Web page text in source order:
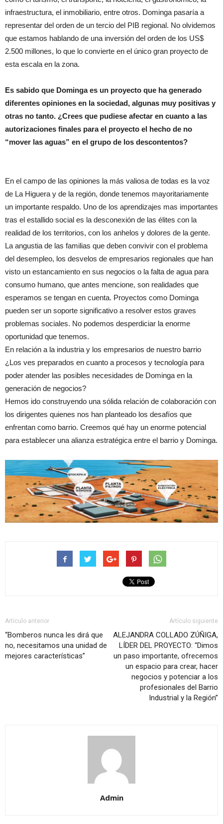
infraestructura, el inmobiliario, entre otros. Dominga pasaría a
representar del orden de un tercio del PIB regional. No olvidemos
que estamos hablando de una inversión del orden de los US$
2.500 millones, lo que lo convierte en el único gran proyecto de
esta escala en la zona.
Es sabido que Dominga es un proyecto que ha generado
diferentes opiniones en la sociedad, algunas muy positivas y
otras no tanto. ¿Crees que pudiese afectar en cuanto a las
autorizaciones finales para el proyecto el hecho de no
“mover las aguas” en el grupo de los descontentos?
En el campo de las opiniones la más valiosa de todas es la voz
de La Higuera y de la región, donde tenemos mayoritariamente
un importante respaldo. Uno de los aprendizajes mas importantes
tras el estallido social es la desconexión de las élites con la
realidad de los territorios, con los anhelos y dolores de la gente.
La angustia de las familias que deben convivir con el problema
del desempleo, los desvelos de empresarios regionales que han
visto un estancamiento en sus negocios o la falta de agua para
consumo humano, que antes mencione, son realidades que
esperamos se tengan en cuenta. Proyectos como Dominga
pueden ser un soporte significativo a resolver estos graves
problemas sociales. No podemos desperdiciar la enorme
oportunidad que tenemos.
En relación a la industria y los empresarios de nuestro barrio
¿Los ves preparados en cuanto a procesos y tecnología para
poder atender las posibles necesidades de Dominga en la
generación de negocios?
Hemos ido construyendo una sólida relación de colaboración con
los dirigentes quienes nos han planteado los desafíos que
enfrentan como barrio. Creemos qué hay un enorme potencial
para establecer una alianza estratégica entre el barrio y Dominga.
Artículo anterior
“Bomberos nunca les dirá que
no, necesitamos una unidad de
mejores características”
Artículo siguiente
ALEJANDRA COLLADO ZÚÑIGA,
LÍDER DEL PROYECTO: “Dimos
un paso importante, ofrecemos
un espacio para crear, hacer
negocios y potenciar a los
profesionales del Barrio
Industrial y la Región”
Admin